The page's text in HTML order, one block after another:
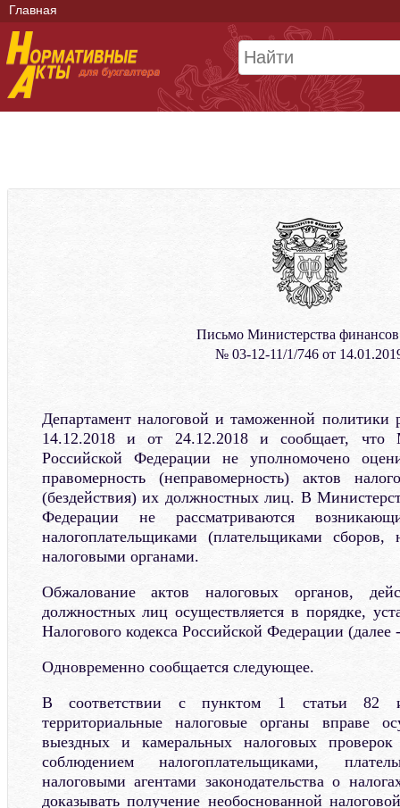
Главная
Письмо Министерства
№ 03-12-11/1/746 от
Департамент налоговой и таможенной политики
14.12.2018 и от 24.12.2018 и сообщает, что
Российской Федерации не уполномочено
правомерность (неправомерность) актов
(бездействия) их должностных лиц. В
Федерации не рассматриваются
налогоплательщиками (плательщиками сборов,
налоговыми органами.
Обжалование актов налоговых органов,
должностных лиц осуществляется в порядке,
Налогового кодекса Российской Федерации (далее
Одновременно сообщается следующее.
В соответствии с пунктом 1 статьи 82
территориальные налоговые органы вправе
выездных и камеральных налоговых
соблюдением налогоплательщиками,
налоговыми агентами законодательства о
доказывать получение необоснованной